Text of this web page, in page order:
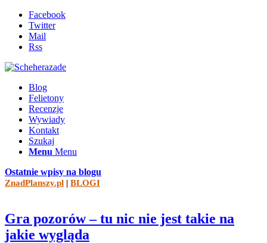
Facebook
Twitter
Mail
Rss
Blog
Felietony
Recenzje
Wywiady
Kontakt
Szukaj
Menu Menu
Ostatnie wpisy na blogu
ZnadPlanszy.pl | BLOGI
Gra pozorów – tu nic nie jest takie na
jakie wygląda